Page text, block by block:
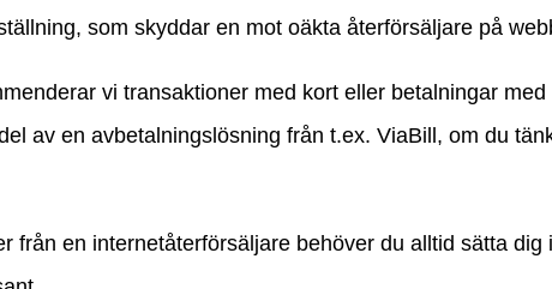
som skyddar en mot oäkta återförsäljare på
vi transaktioner med kort eller betalningar
av en avbetalningslösning från t.ex. ViaBill, om du
från en internetåterförsäljare behöver du alltid sätta